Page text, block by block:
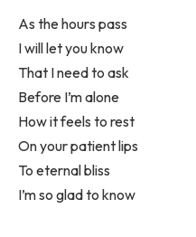
As the hours pass
I will let you know
That I need to ask
Before I’m alone
How it feels to rest
On your patient lips
To eternal bliss
I’m so glad to know